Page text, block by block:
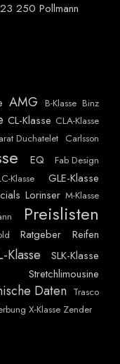
250 Pollmann
AMG B-Klasse Binz
CL-Klasse CLA-Klasse
Duchatelet Carlsson
EQ Fab Design
Klasse GLE-Klasse
Lorinser M-Klasse
Preislisten
Ratgeber Reifen
Klasse SLK-Klasse
Stretchlimousine
Daten Trasco
X-Klasse Zender